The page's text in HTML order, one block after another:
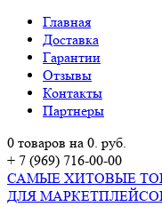
Главная
Доставка
Гарантии
Отзывы
Контакты
Партнеры
0 товаров на 0. руб.
+ 7 (969) 716-00-00
САМЫЕ ХИТОВЫЕ
ДЛЯ